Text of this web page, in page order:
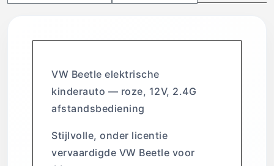
VW Beetle elektrische
kinderauto — roze, 12V, 2.4G
afstandsbediening
Stijlvolle, onder licentie
vervaardigde VW Beetle voor